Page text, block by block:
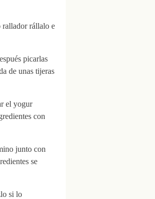
rallador rállalo e
picarlas
de unas tijeras
el yogur
con
junto con
se
si lo